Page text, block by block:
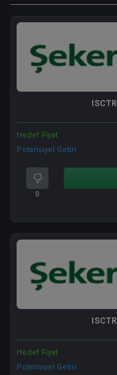
ISCTR
Hedef Fiyat
Potansiyel Getiri
0
ISCTR
Hedef Fiyat
Potansiyel Getiri